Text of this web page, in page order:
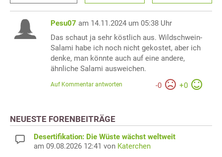
Pesu07 am 14.11.2024 um 05:38 Uhr
Das schaut ja sehr köstlich aus. Wildschwein-
Salami habe ich noch nicht gekostet, aber ich
denke, man könnte auch auf eine andere,
ähnliche Salami ausweichen.
-0 +0
Auf Kommentar antworten
NEUESTE FORENBEITRÄGE
Desertifikation: Die Wüste wächst weltweit
am 09.08.2026 12:41 von Katerchen